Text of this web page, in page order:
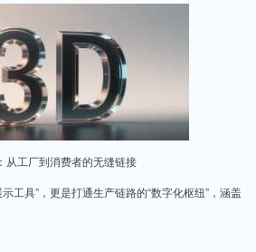
从工厂到消费者的无缝链接
工具”，更是打通生产链路的“数字化枢纽”，涵盖